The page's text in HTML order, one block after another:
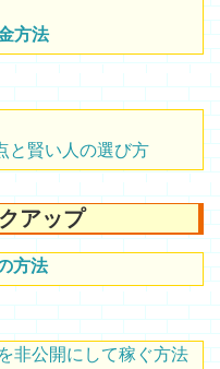
方法
と賢い人の選び方
アップ
方法
非公開にして稼ぐ方法